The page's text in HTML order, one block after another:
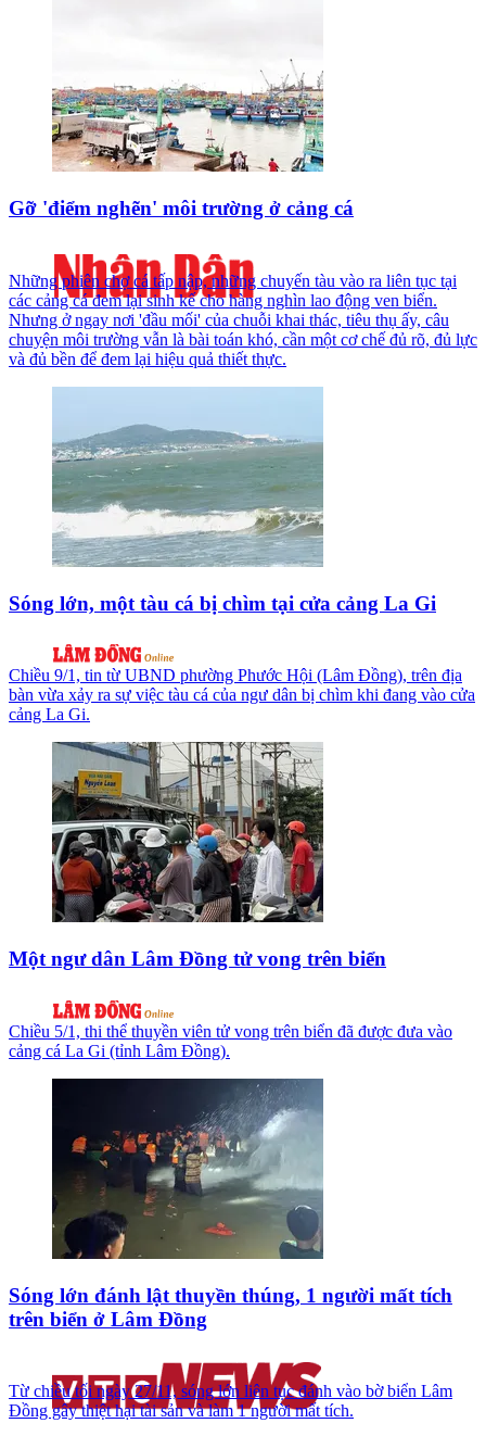
Gỡ 'điểm nghẽn' môi trường ở cảng cá
Những phiên chợ cá tấp nập, những chuyến tàu vào ra liên tục tại
các cảng cá đem lại sinh kế cho hàng nghìn lao động ven biển.
Nhưng ở ngay nơi 'đầu mối' của chuỗi khai thác, tiêu thụ ấy, câu
chuyện môi trường vẫn là bài toán khó, cần một cơ chế đủ rõ, đủ lực
và đủ bền để đem lại hiệu quả thiết thực.
Sóng lớn, một tàu cá bị chìm tại cửa cảng La Gi
Chiều 9/1, tin từ UBND phường Phước Hội (Lâm Đồng), trên địa
bàn vừa xảy ra sự việc tàu cá của ngư dân bị chìm khi đang vào cửa
cảng La Gi.
Một ngư dân Lâm Đồng tử vong trên biển
Chiều 5/1, thi thể thuyền viên tử vong trên biển đã được đưa vào
cảng cá La Gi (tỉnh Lâm Đồng).
Sóng lớn đánh lật thuyền thúng, 1 người mất tích
trên biển ở Lâm Đồng
Từ chiều tối ngày 27/11, sóng lớn liên tục đánh vào bờ biển Lâm
Đồng gây thiệt hại tài sản và làm 1 người mất tích.